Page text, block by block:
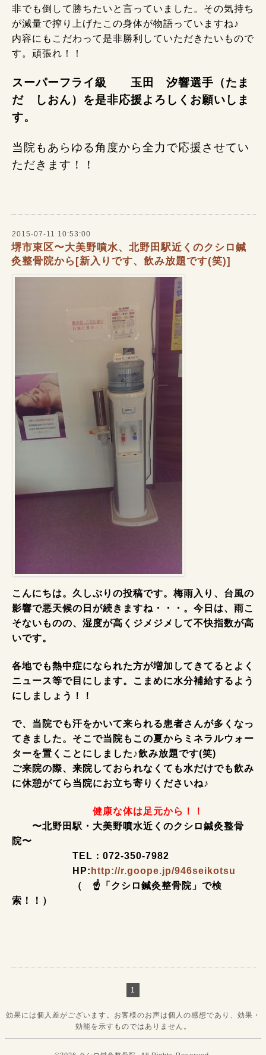
非でも倒して勝ちたいと言っていました。その気持ち
が減量で搾り上げたこの身体が物語っていますね♪
内容にもこだわって是非勝利していただきたいもので
す。頑張れ！！
スーパーフライ級 玉田 汐響選手（たま
だ しおん）を是非応援よろしくお願いしま
す。
当院もあらゆる角度から全力で応援させてい
ただきます！！
2015-07-11 10:53:00
堺市東区〜大美野噴水、北野田駅近くのクシロ鍼
灸整骨院から[新入りです、飲み放題です(笑)]
こんにちは。久しぶりの投稿です。梅雨入り、台風の
影響で悪天候の日が続きますね・・・。今日は、雨こ
そないものの、湿度が高くジメジメして不快指数が高
いです。
各地でも熱中症になられた方が増加してきてるとよく
ニュース等で目にします。こまめに水分補給するよう
にしましょう！！
で、当院でも汗をかいて来られる患者さんが多くなっ
てきました。そこで当院もこの夏からミネラルウォー
ターを置くことにしました♪飲み放題です(笑)
ご来院の際、来院しておられなくても水だけでも飲み
に休憩がてら当院にお立ち寄りくださいね♪
健康な体は足元から！！
〜北野田駅・大美野噴水近くのクシロ鍼灸整骨
院〜
TEL：072-350-7982
HP: http://r.goope.jp/946seikotsu
（ ☝「クシロ鍼灸整骨院」で検
索！！）
1
効果には個人差がございます。お客様のお声は個人の感想であり、効果・
効能を示すものではありません。